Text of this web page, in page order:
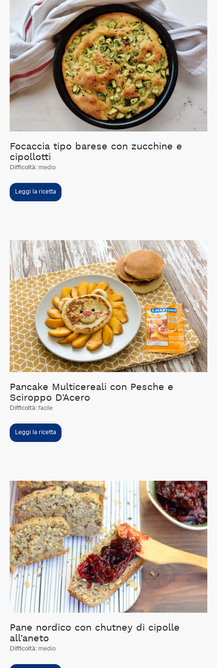
Focaccia tipo barese con zucchine e
cipollotti
Difficoltà: medio
Leggi la ricetta
Pancake Multicereali con Pesche e
Sciroppo D’Acero
Difficoltà: facile
Leggi la ricetta
Pane nordico con chutney di cipolle
all’aneto
Difficoltà: medio